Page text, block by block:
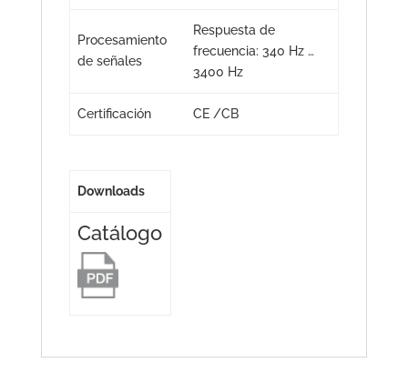
Procesamiento
de señales
Respuesta de
frecuencia: 340 Hz …
3400 Hz
Certificación CE /CB
Downloads
Catálogo